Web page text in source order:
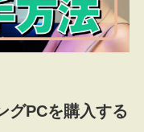
グPCを購入する